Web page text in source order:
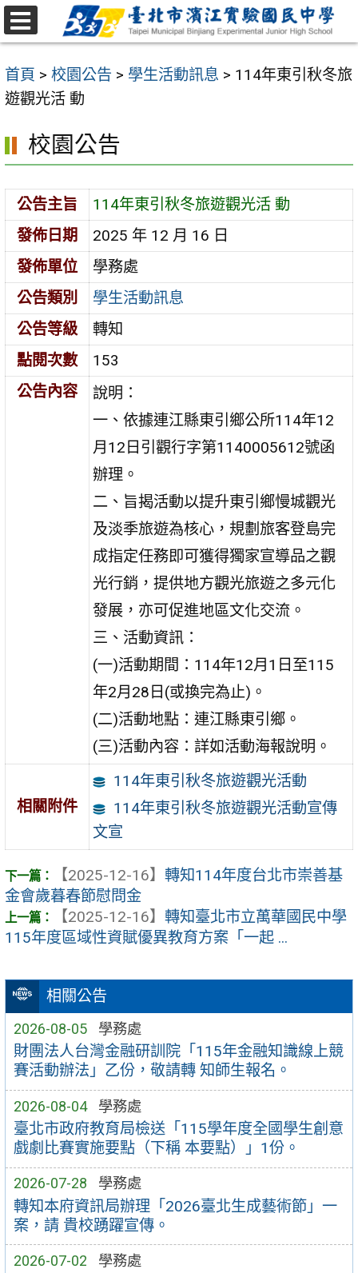
跳
至
要
內
區
首頁 > 校園公告 > 學生活動訊息 > 114年東引秋冬旅
遊觀光活 動
相關公告
2026-08-05 學務處
財團法人台灣金融研訓院「115年金融知識線上競
賽活動辦法」乙份，敬請轉 知師生報名。
2026-08-04 學務處
臺北市政府教育局檢送「115學年度全國學生創意
戲劇比賽實施要點（下稱 本要點）」1份。
2026-07-28 學務處
轉知本府資訊局辦理「2026臺北生成藝術節」一
案，請 貴校踴躍宣傳。
2026-07-02 學務處
校園公告
公告主旨
114年東引秋冬旅遊觀光活 動
發佈日期
2025 年 12 月 16 日
發佈單位
學務處
公告類別
學生活動訊息
公告等級
轉知
點閱次數
153
公告內容
說明：
一、依據連江縣東引鄉公所114年12
月12日引觀行字第1140005612號函
辦理。
二、旨揭活動以提升東引鄉慢城觀光
及淡季旅遊為核心，規劃旅客登島完
成指定任務即可獲得獨家宣導品之觀
光行銷，提供地方觀光旅遊之多元化
發展，亦可促進地區文化交流。
三、活動資訊：
(一)活動期間：114年12月1日至115
年2月28日(或換完為止)。
(二)活動地點：連江縣東引鄉。
(三)活動內容：詳如活動海報說明。
相關附件
114年東引秋冬旅遊觀光活動
114年東引秋冬旅遊觀光活動宣傳
文宣
【2025-12-16】 轉知114年度台北市崇善基
金會歲暮春節慰問金
【2025-12-16】 轉知臺北市立萬華國民中學
115年度區域性資賦優異教育方案「一起 ...
選
單